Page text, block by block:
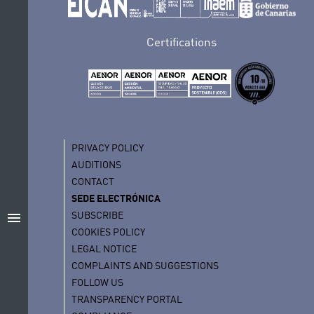
menu
Certifications
PRIVACY POLICY
AUDITIONS
CONTACT
SEDE ELECTRÓNICA
SUBSCRIBE
COOKIES POLICY
LEGAL NOTICE
COMPLAINTS AND SUGGESTIONS
FOLLOW US
TRANSPARENCY PORTAL